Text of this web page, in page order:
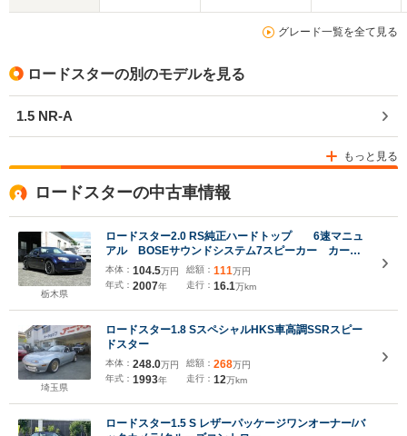
グレード一覧を全て見る
ロードスターの別のモデルを見る
1.5 NR-A
もっと見る
ロードスターの中古車情報
栃木県
ロードスター2.0 RS純正ハードトップ 6速マニュ
アル BOSEサウンドシステム7スピーカー カード
タイプスマートキー サイドエアバック 撥水フロン
トガラス ETC 社外スプリング
本体： 104.5万円
年式： 2007年
総額： 111万円
走行： 16.1万km
埼玉県
ロードスター1.8 SスペシャルHKS車高調SSRスピー
ドスター
本体： 248.0万円
年式： 1993年
総額： 268万円
走行： 12万km
ロードスター1.5 S レザーパッケージワンオーナー/バ